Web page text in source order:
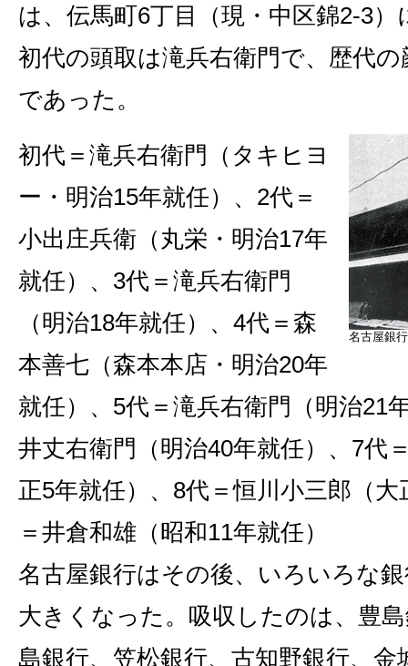
は、伝馬町6丁目（現・中区錦2‐3
初代の頭取は滝兵右衛門で、歴代
であった。
名古屋銀
初代＝滝兵右衛門（タキヒヨ
ー・明治15年就任）、2代＝
小出庄兵衛（丸栄・明治17年
就任）、3代＝滝兵右衛門
（明治18年就任）、4代＝森
本善七（森本本店・明治20年
就任）、5代＝滝兵右衛門（明治21
井丈右衛門（明治40年就任）、7代
正5年就任）、8代＝恒川小三郎（
＝井倉和雄（昭和11年就任）
名古屋銀行はその後、いろいろな
大きくなった。吸収したのは、豊
島銀行、笠松銀行、古知野銀行、金